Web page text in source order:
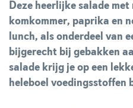
Deze heerlijke salade
komkommer, paprika en
lunch, als onderdeel van
bijgerecht bij gebakken
salade krijg je op een
heleboel voedingsstoffen